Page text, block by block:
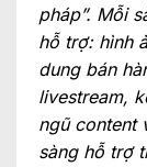
pháp”. Mỗi
hỗ trợ: hình
dung bán
livestream,
ngũ content
sàng hỗ trợ